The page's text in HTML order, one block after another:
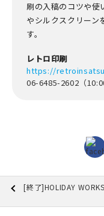
刷の入稿のコツや使
やシルクスクリーン
す。
レトロ印刷
https://
06-6485-2602（
[終了]HOLIDAY